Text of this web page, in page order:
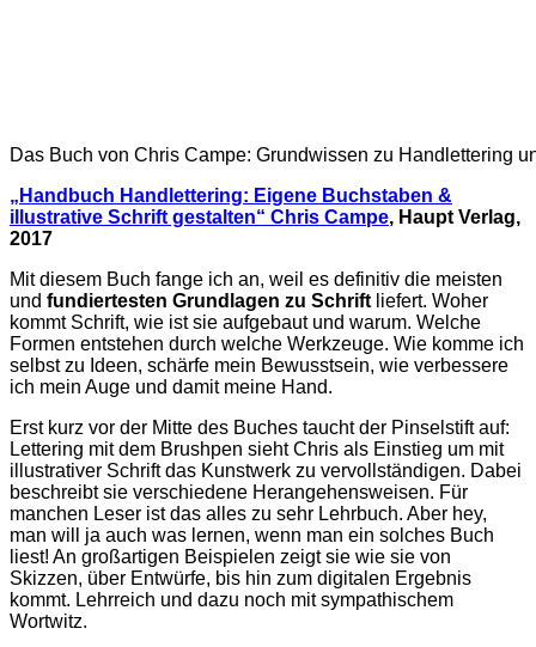
Das Buch von Chris Campe: Grundwissen zu Handlettering
„Handbuch Handlettering: Eigene Buchstaben &
illustrative Schrift gestalten“ Chris Campe, Haupt Verlag,
2017
Mit diesem Buch fange ich an, weil es definitiv die meisten
und fundiertesten Grundlagen zu Schrift liefert. Woher
kommt Schrift, wie ist sie aufgebaut und warum. Welche
Formen entstehen durch welche Werkzeuge. Wie komme ich
selbst zu Ideen, schärfe mein Bewusstsein, wie verbessere
ich mein Auge und damit meine Hand.
Erst kurz vor der Mitte des Buches taucht der Pinselstift auf:
Lettering mit dem Brushpen sieht Chris als Einstieg um mit
illustrativer Schrift das Kunstwerk zu vervollständigen. Dabei
beschreibt sie verschiedene Herangehensweisen. Für
manchen Leser ist das alles zu sehr Lehrbuch. Aber hey,
man will ja auch was lernen, wenn man ein solches Buch
liest! An großartigen Beispielen zeigt sie wie sie von
Skizzen, über Entwürfe, bis hin zum digitalen Ergebnis
kommt. Lehrreich und dazu noch mit sympathischem
Wortwitz.